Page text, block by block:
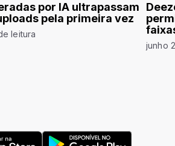
por IA ultrapassam
pela primeira vez
leitura
junho